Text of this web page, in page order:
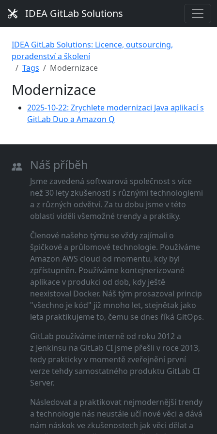
IDEA GitLab Solutions
IDEA GitLab Solutions: Licence, outsourcing,
poradenství a školení
Tags
Modernizace
Modernizace
2025-10-22: Zrychlete modernizaci Java aplikací s
GitLab Duo a Amazon Q
Náš příběh
Jsme zavedená softwarová společnost s více
než 30 lety zkušeností s různými technologiemi
a z různých odvětví. Za tu dobu jsme v této
oblasti viděli všemožné trendy a praktiky.
Členové našeho týmu se vždy zajímali o
špičkové a průlomové technologie. Používáme
Amazon AWS cloud od momentu, kdy byl
zpřístupněn. Používáme kontejnerizované
aplikace v produkci od dob, kdy ještě
neexistoval Docker. Náš tým prosazoval princip
"všechno je kód" již mnoho let, stejnětak jako
leta praktikujeme to, čemu se dnes říká GitOps.
GitLab používáme interně od roku 2012 a
z Jenkinsu na GitLab CI jsme přešli v roce 2013,
tedy prakticky v momentě zveřejnění první
verze tehdy samostatného produktu GitLab CI
Server.
Následovat a praktikovat nejmodernější trendy
a technologie nás neustále učí nové věci a dává
nám náskok ve zkušenostech jak věci dělat a